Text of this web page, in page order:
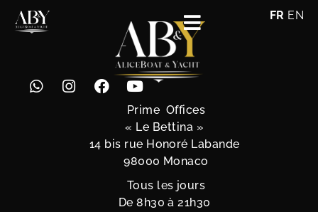
FR EN
Prime Offices
« Le Bettina »
14 bis rue Honoré Labande
98000 Monaco
Tous les jours
De 8h30 à 21h30